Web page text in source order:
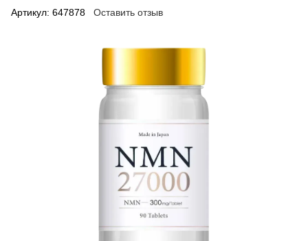
Артикул: 647878 Оставить отзыв